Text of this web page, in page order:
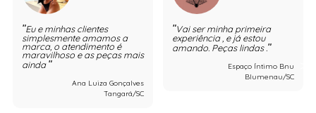
Eu e minhas clientes
simplesmente amamos a
marca, o atendimento é
maravilhoso e as peças mais
ainda
Ana Luiza Gonçalves
Tangará/SC
Vai ser minha primeira
experiência , e já estou
amando. Peças lindas .
Espaço Íntimo Bnu
Blumenau/SC